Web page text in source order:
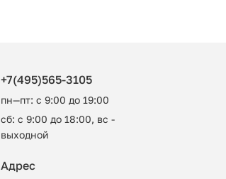
+7(495)565-3105
пн—пт: с 9:00 до 19:00
сб: с 9:00 до 18:00, вс -
выходной
Адрес